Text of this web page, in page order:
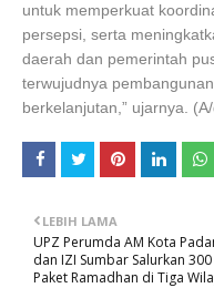
untuk memperkuat
persepsi, serta
daerah dan pemerintah
terwujudnya
berkelanjutan,” ujarnya.
LEBIH LAMA
UPZ Perumda AM Kota
dan IZI Sumbar Salurkan 300
Paket Ramadhan di Tiga